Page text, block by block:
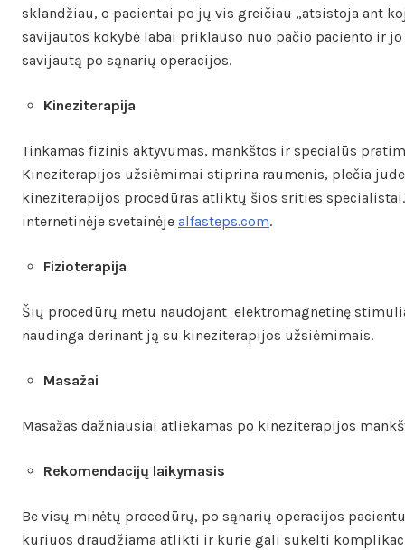
sklandžiau, o pacientai po jų vis greičiau „atsistoja ant
savijautos kokybė labai priklauso nuo pačio paciento ir
savijautą po sąnarių operacijos.
Kineziterapija
Tinkamas fizinis aktyvumas, mankštos ir specialūs
Kineziterapijos užsiėmimai stiprina raumenis, plečia
kineziterapijos procedūras atliktų šios srities
internetinėje svetainėje alfasteps.com.
Fizioterapija
Šių procedūrų metu naudojant elektromagnetinę
naudinga derinant ją su kineziterapijos užsiėmimais.
Masažai
Masažas dažniausiai atliekamas po kineziterapijos
Rekomendacijų laikymasis
Be visų minėtų procedūrų, po sąnarių operacijos
kuriuos draudžiama atlikti ir kurie gali sukelti